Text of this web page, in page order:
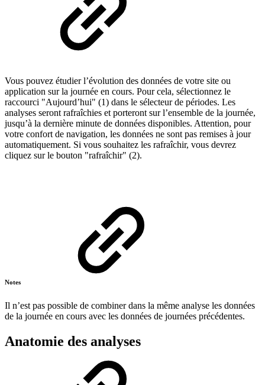
Vous pouvez étudier l’évolution des données de votre site ou
application sur la journée en cours. Pour cela, sélectionnez le
raccourci "Aujourd’hui" (1) dans le sélecteur de périodes. Les
analyses seront rafraîchies et porteront sur l’ensemble de la journée,
jusqu’à la dernière minute de données disponibles. Attention, pour
votre confort de navigation, les données ne sont pas remises à jour
automatiquement. Si vous souhaitez les rafraîchir, vous devrez
cliquez sur le bouton "rafraîchir" (2).
Notes
Il n’est pas possible de combiner dans la même analyse les données
de la journée en cours avec les données de journées précédentes.
Anatomie des analyses